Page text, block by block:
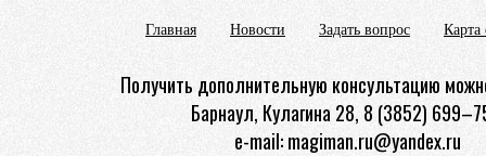
Главная Новости Задать вопрос Карта
Получить дополнительную консультацию
Барнаул, Кулагина 28, 8 (3852)
e-mail: magiman.ru@yandex.ru